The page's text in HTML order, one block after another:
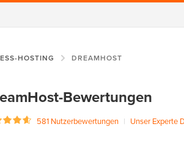
HOSTING DREAMHOST
Bewertungen
581 Nutzerbewertungen | Unser Experte